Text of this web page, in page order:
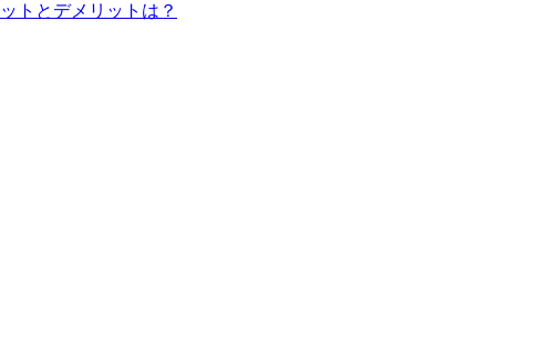
トとデメリットは？